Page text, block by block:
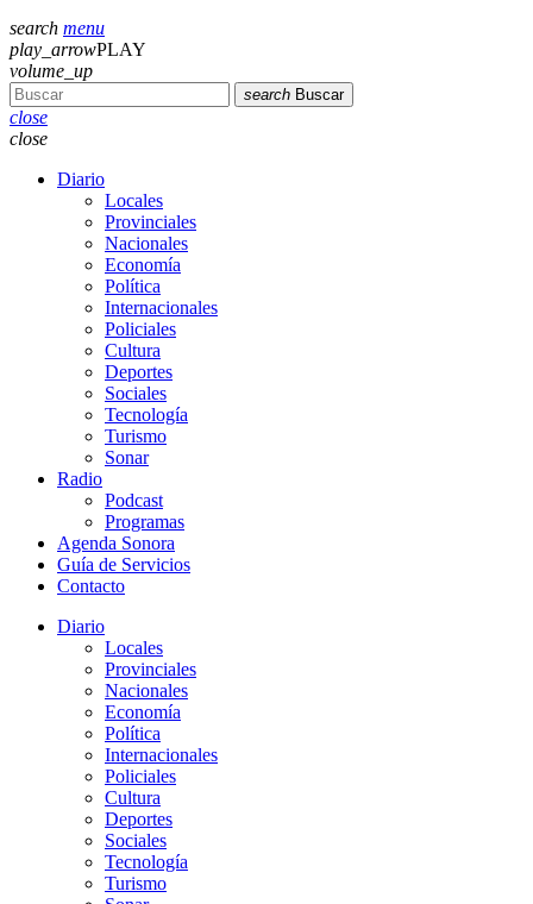
search menu
play_arrowPLAY
volume_up
search Buscar
close
close
Diario
Locales
Provinciales
Nacionales
Economía
Política
Internacionales
Policiales
Cultura
Deportes
Sociales
Tecnología
Turismo
Sonar
Radio
Podcast
Programas
Agenda Sonora
Guía de Servicios
Contacto
Diario
Locales
Provinciales
Nacionales
Economía
Política
Internacionales
Policiales
Cultura
Deportes
Sociales
Tecnología
Turismo